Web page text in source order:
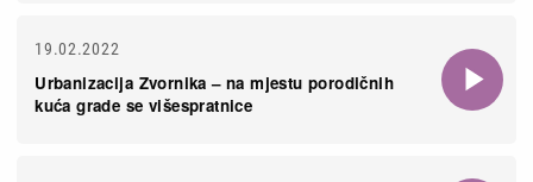
19.02.2022
Urbanizacija Zvornika – na mjestu porodičnih
kuća grade se višespratnice